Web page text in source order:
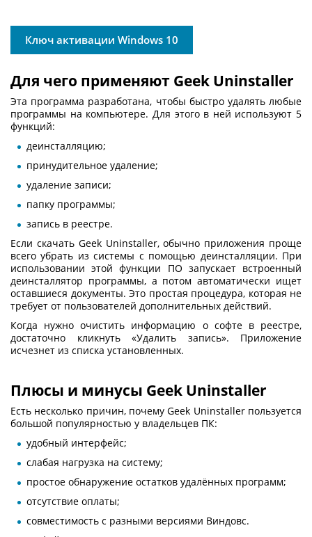
Ключ активации Windows 10
Для чего применяют Geek Uninstaller
Эта программа разработана, чтобы быстро удалять любые
программы на компьютере. Для этого в ней используют 5
функций:
деинсталляцию;
принудительное удаление;
удаление записи;
папку программы;
запись в реестре.
Если скачать Geek Uninstaller, обычно приложения проще
всего убрать из системы с помощью деинсталляции. При
использовании этой функции ПО запускает встроенный
деинсталлятор программы, а потом автоматически ищет
оставшиеся документы. Это простая процедура, которая не
требует от пользователей дополнительных действий.
Когда нужно очистить информацию о софте в реестре,
достаточно кликнуть «Удалить запись». Приложение
исчезнет из списка установленных.
Плюсы и минусы Geek Uninstaller
Есть несколько причин, почемуGeek Uninstallerпользуется
большой популярностью у владельцев ПК:
удобный интерфейс;
слабая нагрузка на систему;
простое обнаружение остатков удалённых программ;
отсутствие оплаты;
совместимость с разными версиями Виндовс.